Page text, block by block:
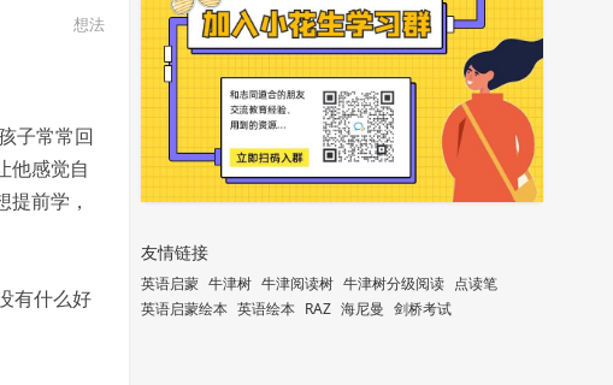
想法
子常常回
他感觉自
前学，
有什么好
友情链接
英语启蒙 牛津树 牛津阅读树 牛津树分级阅读 点读笔
英语启蒙绘本 英语绘本 RAZ 海尼曼 剑桥考试